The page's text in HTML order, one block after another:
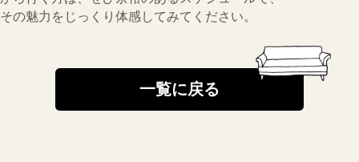
その魅力をじっくり体感してみてください。
一覧に戻る